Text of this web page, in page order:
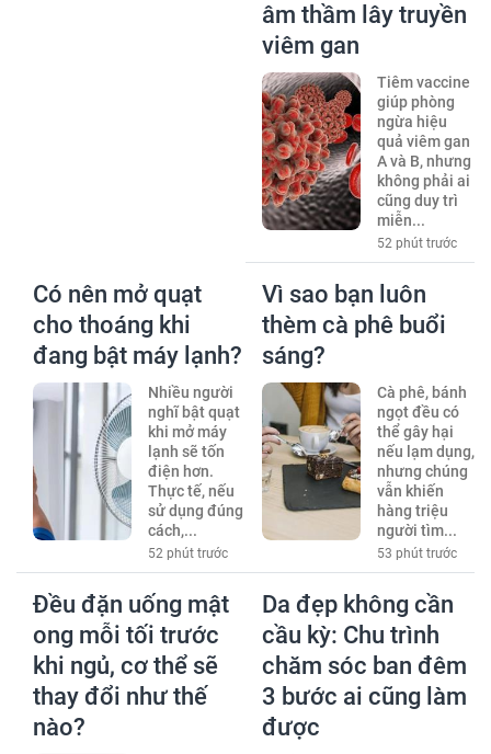
âm thầm lây truyền
viêm gan
Tiêm vaccine
giúp phòng
ngừa hiệu
quả viêm gan
A và B, nhưng
không phải ai
cũng duy trì
miễn...
52 phút trước
Có nên mở quạt
cho thoáng khi
đang bật máy lạnh?
Nhiều người
nghĩ bật quạt
khi mở máy
lạnh sẽ tốn
điện hơn.
Thực tế, nếu
sử dụng đúng
cách,...
52 phút trước
Vì sao bạn luôn
thèm cà phê buổi
sáng?
Cà phê, bánh
ngọt đều có
thể gây hại
nếu lạm dụng,
nhưng chúng
vẫn khiến
hàng triệu
người tìm...
53 phút trước
Đều đặn uống mật
ong mỗi tối trước
khi ngủ, cơ thể sẽ
thay đổi như thế
nào?
Da đẹp không cần
cầu kỳ: Chu trình
chăm sóc ban đêm
3 bước ai cũng làm
được